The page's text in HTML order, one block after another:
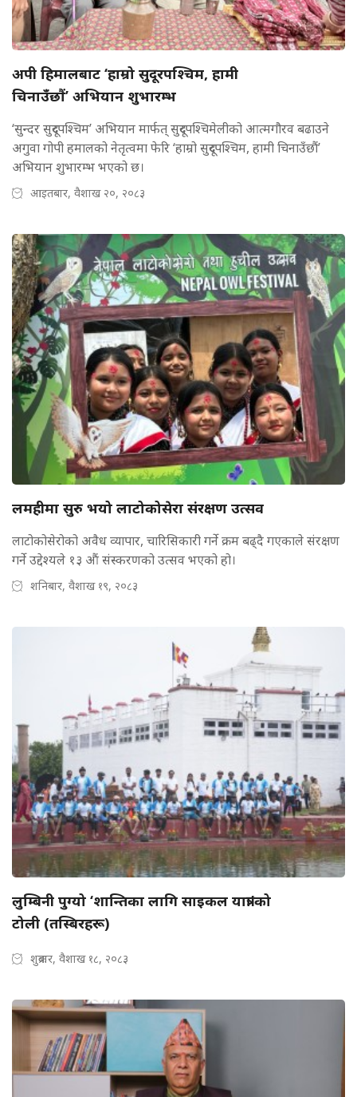
अपी हिमालबाट ‘हाम्रो सुदूरपश्चिम, हामी
चिनाउँछौं’ अभियान शुभारम्भ
‘सुन्दर सुदूरपश्चिम’ अभियान मार्फत् सुदूरपश्चिमेलीको आत्मगौरव बढाउने
अगुवा गोपी हमालको नेतृत्वमा फेरि ‘हाम्रो सुदूरपश्चिम, हामी चिनाउँछौं’
अभियान शुभारम्भ भएको छ।
आइतबार, वैशाख २०, २०८३
लमहीमा सुरु भयो लाटोकोसेरा संरक्षण उत्सव
लाटोकोसेरोको अवैध व्यापार, चारिसिकारी गर्ने क्रम बढ्दै गएकाले संरक्षण
गर्ने उद्देश्यले १३ औं संस्करणको उत्सव भएको हो।
शनिबार, वैशाख १९, २०८३
लुम्बिनी पुग्यो ‘शान्तिका लागि साइकल यात्रा’को
टोली (तस्बिरहरू)
शुक्रबार, वैशाख १८, २०८३